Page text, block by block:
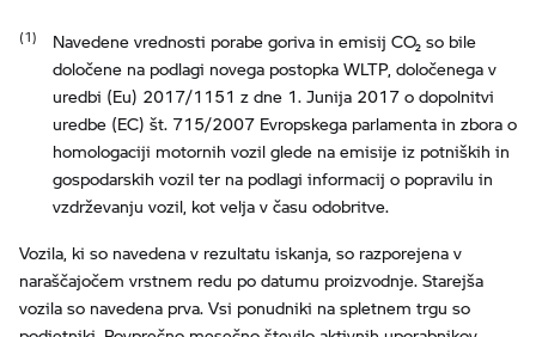
Navedene vrednosti porabe goriva in emisij CO₂ so bile
določene na podlagi novega postopka WLTP, določenega v
uredbi (Eu) 2017/1151 z dne 1. Junija 2017 o dopolnitvi
uredbe (EC) št. 715/2007 Evropskega parlamenta in zbora o
homologaciji motornih vozil glede na emisije iz potniških in
gospodarskih vozil ter na podlagi informacij o popravilu in
vzdrževanju vozil, kot velja v času odobritve.
Vozila, ki so navedena v rezultatu iskanja, so razporejena v
naraščajočem vrstnem redu po datumu proizvodnje. Starejša
vozila so navedena prva. Vsi ponudniki na spletnem trgu so